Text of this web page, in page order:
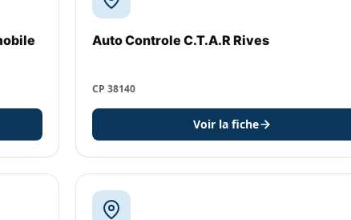
Auto Controle C.T.A.R Rives
CP 38140
Voir la fiche